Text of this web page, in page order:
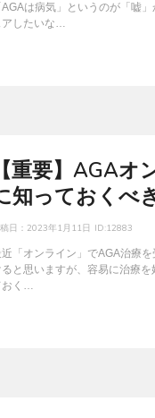
AGAは病気」というのが「嘘
アしたいな…
【重要】AGA
知っておくべ
日： 2023年1月11日 ID:12883
「オンライン」でAGA治療
ると思いますが、容易に治療
おく…